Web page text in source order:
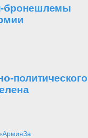
бронешлемы
политического
АрмияЗа